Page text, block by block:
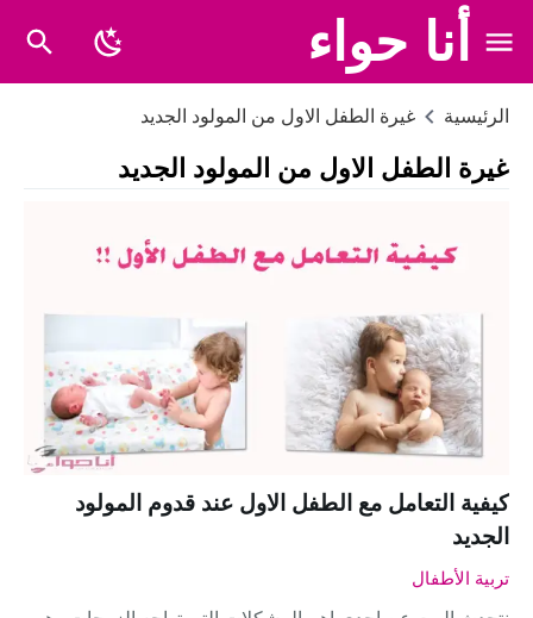
أنا حواء
الرئيسية غيرة الطفل الاول من المولود الجديد
غيرة الطفل الاول من المولود الجديد
كيفية التعامل مع الطفل الاول عند قدوم المولود
الجديد
تربية الأطفال